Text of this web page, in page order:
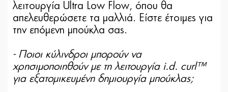
λειτουργία Ultra Low Flow, όπου θα
απελευθερώσετε τα μαλλιά. Είστε έτοιμες για
την επόμενη μπούκλα σας.
- Ποιοι κύλινδροι μπορούν να
χρησιμοποιηθούν με τη λειτουργία i.d. curl™
για εξατομικευμένη δημιουργία μπούκλας;